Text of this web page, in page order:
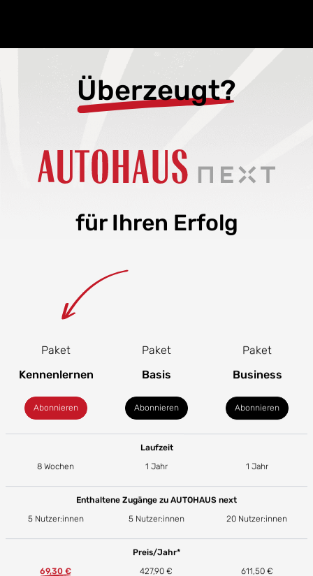
Überzeugt?
für Ihren Erfolg
Paket
Kennenlernen
Abonnieren
Paket
Basis
Abonnieren
Paket
Business
Abonnieren
Laufzeit
8 Wochen
1 Jahr 1 Jahr
Enthaltene Zugänge zu AUTOHAUS next
5 Nutzer:innen
5 Nutzer:innen 20 Nutzer:innen
Preis/Jahr*
69,30 €
427,90 € 611,50 €